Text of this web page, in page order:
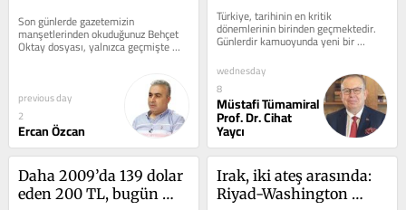
Gazetecilik Israrı
Son günlerde gazetemizin
manşetlerinden okuduğunuz Behçet
Oktay dosyası, yalnızca geçmişte
kalmış bir faili meçhul ya da
previous day
2
Ercan Özcan
Türkiye, tarihinin en kritik
dönemlerinin birinden geçmektedir.
Günlerdir kamuoyunda yeni bir
çerçeve yasa hazırlığından söz
ediliyor....
wednesday
8
Müstafi Tümamiral
Prof. Dr. Cihat
Yaycı
Daha 2009’da 139 dolar
eden 200 TL, bugün
Irak, iki ateş arasında:
Riyad-Washington